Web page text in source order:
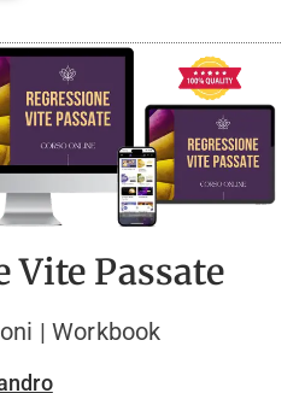
Vite Passate
| Workbook